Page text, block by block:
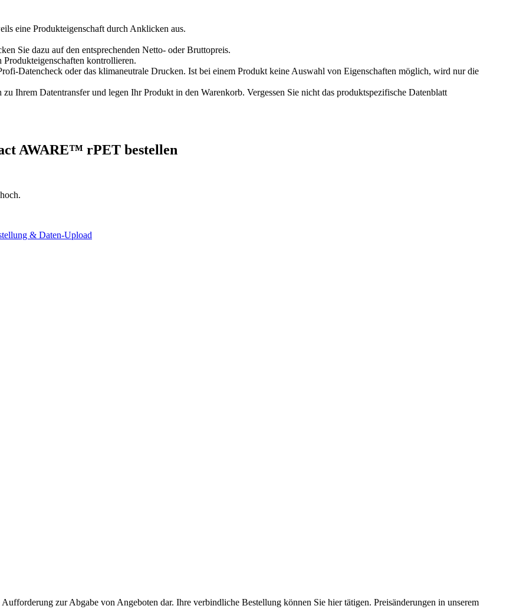
eine Produkteigenschaft durch Anklicken aus.
Sie dazu auf den entsprechenden Netto- oder Bruttopreis.
kontrollieren.
Datencheck oder das klimaneutrale Drucken. Ist bei einem Produkt keine Auswahl von Eigenschaften möglich, wird nur die
Ihrem Datentransfer und legen Ihr Produkt in den Warenkorb. Vergessen Sie nicht das produktspezifische Datenblatt
AWARE™ rPET bestellen
& Daten-Upload
zur Abgabe von Angeboten dar. Ihre verbindliche Bestellung können Sie hier tätigen. Preisänderungen in unserem